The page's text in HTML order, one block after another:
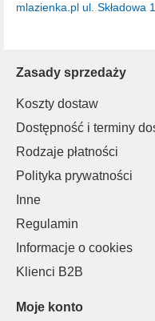
Zasady sprzedaży
Koszty dostaw
Dostępność i terminy
Rodzaje płatności
Polityka prywatności
Inne
Regulamin
Informacje o cookies
Klienci B2B
Moje konto
mlazienka.pl ul. Składowa